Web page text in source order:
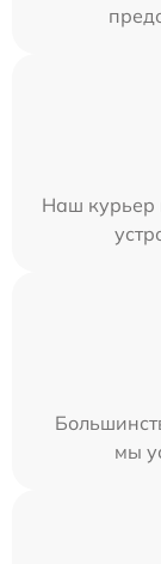
Наш курьер
мы